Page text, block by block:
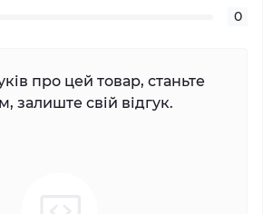
0
про цей товар, станьте
залиште свій відгук.